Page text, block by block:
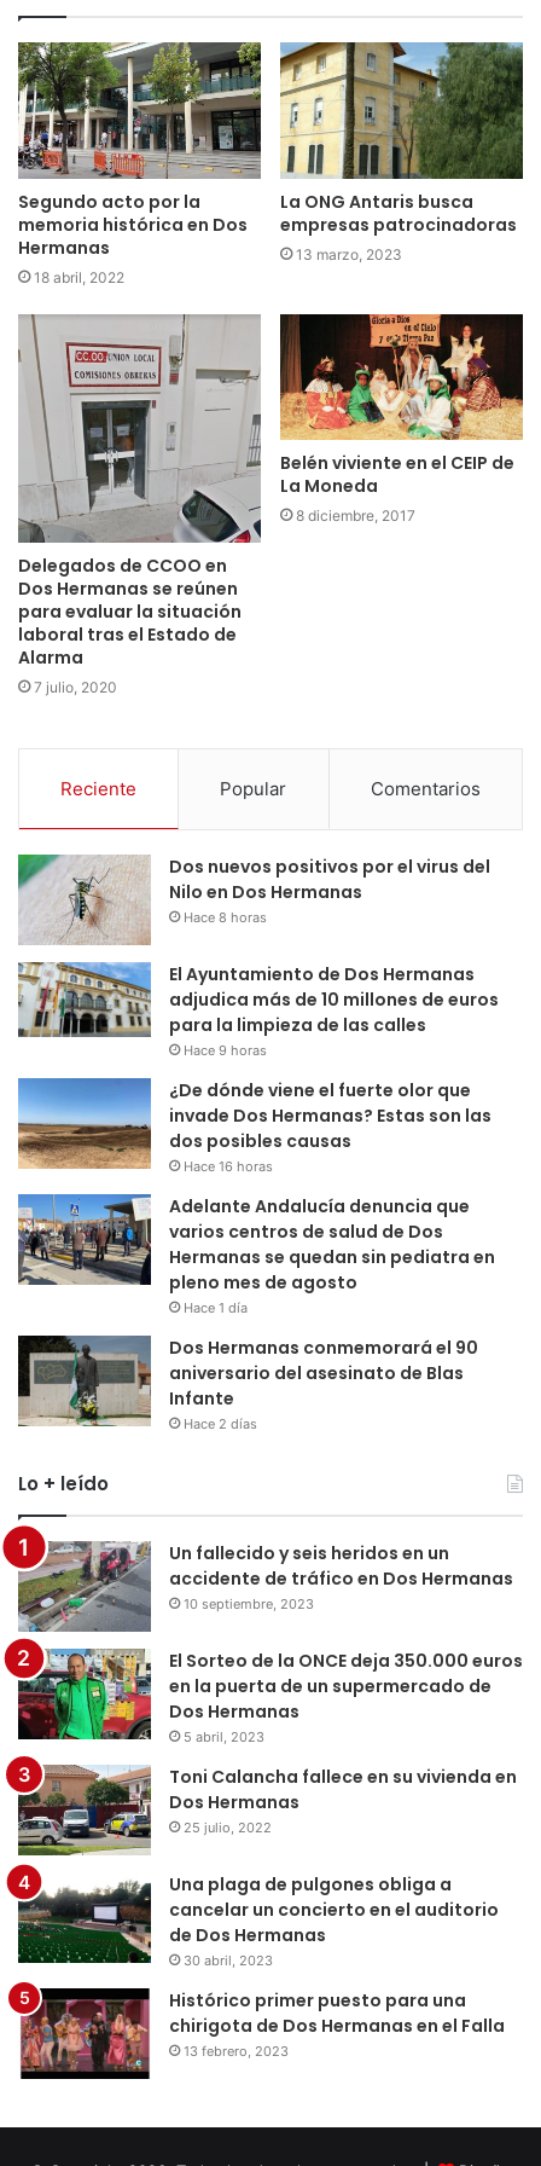
Segundo acto por la
memoria histórica en Dos
Hermanas
18 abril, 2022
La ONG Antaris busca
empresas patrocinadoras
13 marzo, 2023
Delegados de CCOO en
Dos Hermanas se reúnen
para evaluar la situación
laboral tras el Estado de
Alarma
7 julio, 2020
Belén viviente en el CEIP de
La Moneda
8 diciembre, 2017
Reciente Popular Comentarios
Dos nuevos positivos por el virus del
Nilo en Dos Hermanas
Hace 8 horas
El Ayuntamiento de Dos Hermanas
adjudica más de 10 millones de euros
para la limpieza de las calles
Hace 9 horas
¿De dónde viene el fuerte olor que
invade Dos Hermanas? Estas son las
dos posibles causas
Hace 16 horas
Adelante Andalucía denuncia que
varios centros de salud de Dos
Hermanas se quedan sin pediatra en
pleno mes de agosto
Hace 1 día
Dos Hermanas conmemorará el 90
aniversario del asesinato de Blas
Infante
Hace 2 días
Lo + leído
Un fallecido y seis heridos en un
accidente de tráfico en Dos Hermanas
10 septiembre, 2023
El Sorteo de la ONCE deja 350.000 euros
en la puerta de un supermercado de
Dos Hermanas
5 abril, 2023
Toni Calancha fallece en su vivienda en
Dos Hermanas
25 julio, 2022
Una plaga de pulgones obliga a
cancelar un concierto en el auditorio
de Dos Hermanas
30 abril, 2023
Histórico primer puesto para una
chirigota de Dos Hermanas en el Falla
13 febrero, 2023